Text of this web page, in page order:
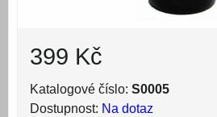
399 Kč
Katalogové číslo: S0005
Dostupnost: Na dotaz